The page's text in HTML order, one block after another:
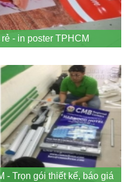
- in poster TPHCM
- Trọn gói thiết kế, báo giá